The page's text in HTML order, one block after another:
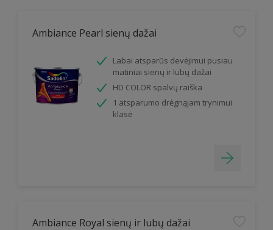
Ambiance Pearl sienų dažai
Labai atsparūs devėjimui pusiau
matiniai sienų ir lubų dažai
HD COLOR spalvų raiška
1 atsparumo drėgnąjam trynimui
klasė
Ambiance Royal sienų ir lubų dažai